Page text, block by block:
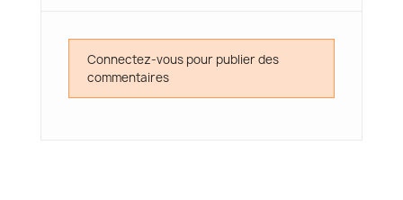
Connectez-vous pour publier des
commentaires